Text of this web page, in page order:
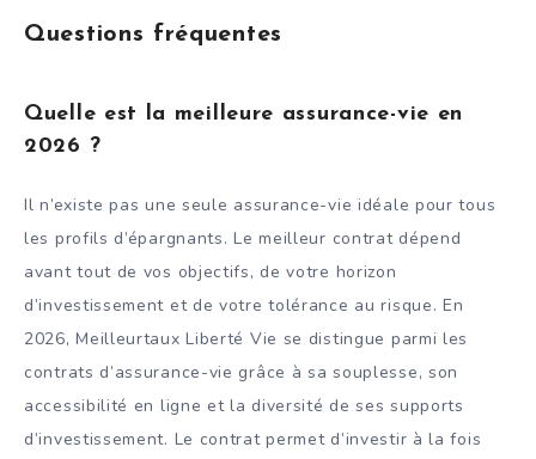
Questions fréquentes
Quelle est la meilleure assurance-vie en
2026 ?
Il n’existe pas une seule assurance-vie idéale pour tous
les profils d’épargnants. Le meilleur contrat dépend
avant tout de vos objectifs, de votre horizon
d’investissement et de votre tolérance au risque. En
2026, Meilleurtaux Liberté Vie se distingue parmi les
contrats d’assurance-vie grâce à sa souplesse, son
accessibilité en ligne et la diversité de ses supports
d’investissement. Le contrat permet d’investir à la fois